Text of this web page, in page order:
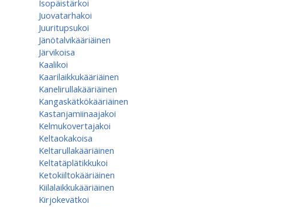
Isopäistärkoi
Juovatarhakoi
Juuritupsukoi
Jänötalvikääriäinen
Järvikoisa
Kaalikoi
Kaarilaikkukääriäinen
Kanelirullakääriäinen
Kangaskätkökääriäinen
Kastanjamiinaajakoi
Kelmukovertajakoi
Keltaokakoisa
Keltarullakääriäinen
Keltatäplätikkukoi
Ketokiiltokääriäinen
Kiilalaikkukääriäinen
Kirjokevätkoi